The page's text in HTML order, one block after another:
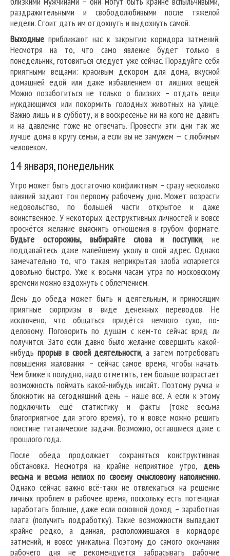
раздражительными и свободолюбивыми после тяжелой
недели. Стоит дать им отдохнуть и выдохнуть самой.
Выходные приближают нас к закрытию коридора затмений.
Несмотря на то, что само явление будет только в
понедельник, готовиться следует уже сейчас. Порадуйте себя
приятными вещами: красивым декором для дома, вкусной
домашней едой или даже избавлением от лишних вещей.
Можно позаботиться не только о близких – отдать вещи
нуждающимся или покормить голодных животных на улице.
Важно лишь и в субботу, и в воскресенье ни на кого не давить
и на давление тоже не отвечать. Провести эти дни так же
лучше дома в кругу семьи, а если вы не замужем — с любимым
человеком.
14 января, понедельник
Утро может быть достаточно конфликтным – сразу несколько
влияний задают тон первому рабочему дню. Может возрасти
недовольство, по большей части открытое и даже
воинственное. У некоторых деструктивных личностей и вовсе
проснётся желание выяснить отношения в грубом формате.
Будьте осторожны, выбирайте слова и поступки, не
поддавайтесь даже малейшему уколу в свой адрес. Однако
замечательно то, что такая неприкрытая злоба испаряется
довольно быстро. Уже к восьми часам утра по московскому
времени можно вздохнуть с облегчением.
День до обеда может быть и деятельным, и приносящим
приятные сюрпризы в виде денежных переводов. Не
исключено, что общаться придётся немного сухо, по-
деловому. Поговорить по душам с кем-то сейчас вряд ли
получится. Зато если давно было желание совершить какой-
нибудь прорыв в своей деятельности, а затем потребовать
повышения жалования – сейчас самое время, чтобы начать.
Чем ближе к полудню, надо отметить, тем больше возрастает
возможность поймать какой-нибудь инсайт. Поэтому ручка и
блокнотик на сегодняшний день – наше всё. А если к этому
подключить ещё статистику и факты (тоже весьма
благоприятное для этого время), то и вовсе можно решить
поистине титанические задачи. Возможно, оставшиеся даже с
прошлого года.
После обеда продолжает сохраняться конструктивная
обстановка. Несмотря на крайне неприятное утро, день
весьма и весьма неплох по своему смысловому наполнению.
Однако сейчас важно всё-таки не отвлекаться на решение
личных проблем в рабочее время, поскольку есть потенциал
заработать больше, даже если основной доход – заработная
плата (получить подработку). Такие возможности выпадают
крайне редко, а данная, расположившаяся в коридоре
затмений, и вовсе уникальна. Поэтому до самого окончания
рабочего дня не рекомендуется забрасывать рабочие